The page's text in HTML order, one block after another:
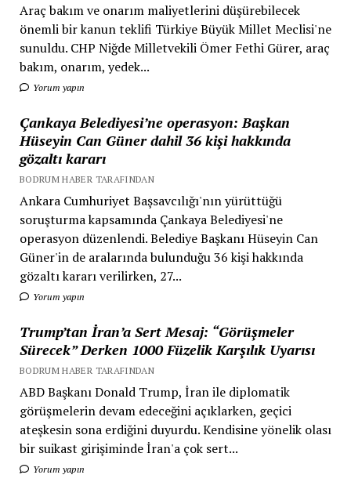
Araç bakım ve onarım maliyetlerini düşürebilecek
önemli bir kanun teklifi Türkiye Büyük Millet Meclisi'ne
sunuldu. CHP Niğde Milletvekili Ömer Fethi Gürer, araç
bakım, onarım, yedek...
Yorum yapın
Çankaya Belediyesi’ne operasyon: Başkan
Hüseyin Can Güner dahil 36 kişi hakkında
gözaltı kararı
BODRUM HABER TARAFINDAN
Ankara Cumhuriyet Başsavcılığı'nın yürüttüğü
soruşturma kapsamında Çankaya Belediyesi'ne
operasyon düzenlendi. Belediye Başkanı Hüseyin Can
Güner'in de aralarında bulunduğu 36 kişi hakkında
gözaltı kararı verilirken, 27...
Yorum yapın
Trump’tan İran’a Sert Mesaj: “Görüşmeler
Sürecek” Derken 1000 Füzelik Karşılık Uyarısı
BODRUM HABER TARAFINDAN
ABD Başkanı Donald Trump, İran ile diplomatik
görüşmelerin devam edeceğini açıklarken, geçici
ateşkesin sona erdiğini duyurdu. Kendisine yönelik olası
bir suikast girişiminde İran'a çok sert...
Yorum yapın